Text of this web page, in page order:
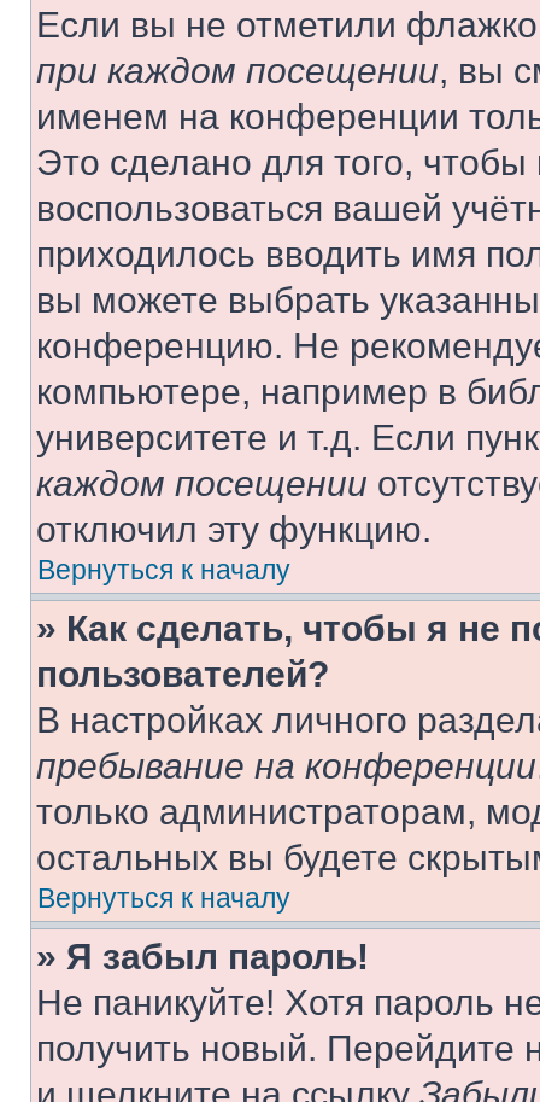
Если вы не отметили
при каждом посещении, вы
именем на конференции
Это сделано для того, чтобы
воспользоваться вашей
приходилось вводить имя
вы можете выбрать
конференцию. Не
компьютере, например в
университете и т.д. Если
каждом посещении
отключил эту функцию.
Вернуться к началу
» Как сделать, чтобы я не
пользователей?
В настройках личного
пребывание на конференции
только администраторам,
остальных вы будете
Вернуться к началу
» Я забыл пароль!
Не паникуйте! Хотя пароль
получить новый. Перейдите